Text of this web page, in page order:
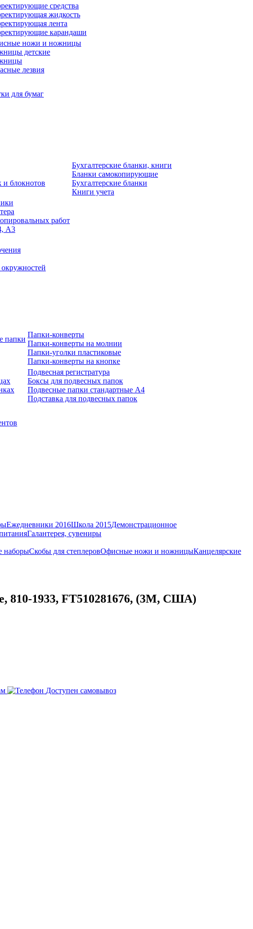
средства
жидкость
лента
карандаши
ножи и ножницы
детские
лезвия
для бумаг
и блокнотов
Бухгалтерские бланки, книги
Бланки самокопирующие
Бухгалтерские бланки
Книги учета
работ
А3
папки
Папки-конверты
Папки-конверты на молнии
Папки-уголки пластиковые
Папки-конверты на кнопке
Подвесная регистратура
Боксы для подвесных папок
Подвесные папки стандартные А4
Подставка для подвесных папок
Ежедневники 2016Школа 2015Демонстрационное
Галантерея, сувениры
наборыСкобы для степлеровОфисные ножи и ножницыКанцелярские
810-1933, FT510281676, (3М, США)
Доступен самовывоз